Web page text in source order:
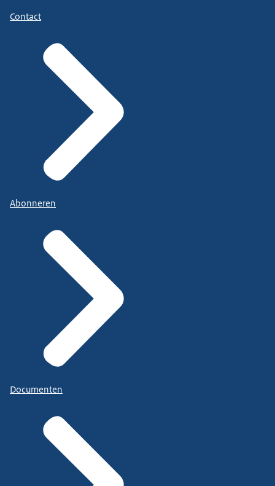
Contact
Abonneren
Documenten